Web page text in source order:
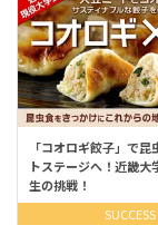
「コオロギ餃子」で昆
トステージへ！近畿大
生の挑戦！
SUCCESS